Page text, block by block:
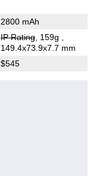
2800 mAh
IP Rating, 159g
149.4x73.9x7.7 mm
$545